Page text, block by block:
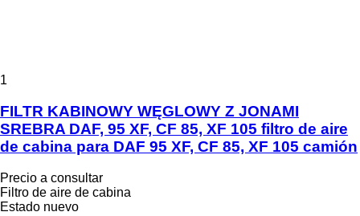
1
FILTR KABINOWY WĘGLOWY Z JONAMI
SREBRA DAF, 95 XF, CF 85, XF 105 filtro de aire
de cabina para DAF 95 XF, CF 85, XF 105 camión
Precio a consultar
Filtro de aire de cabina
Estado nuevo